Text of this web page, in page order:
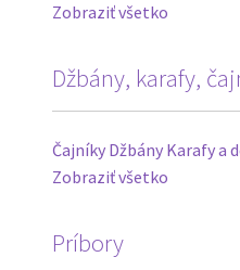
Zobraziť všetko
Džbány, karafy,
Čajníky Džbány Karafy a
Zobraziť všetko
Príbory